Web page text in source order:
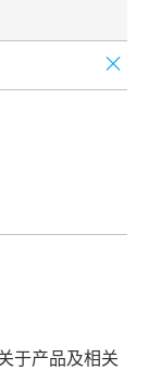
于产品及相关